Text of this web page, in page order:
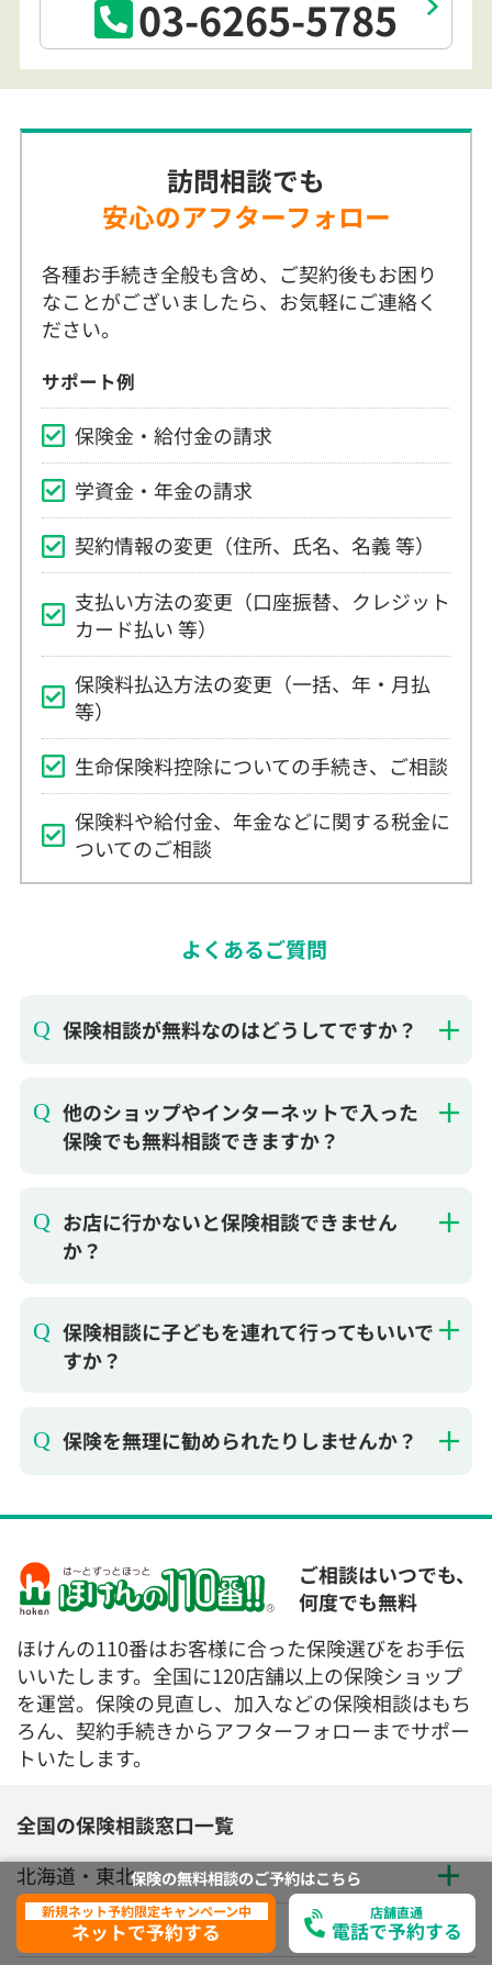
03-6265-5785
訪問相談でも
安心のアフターフォロー
各種お手続き全般も含め、ご契約後もお困り
なことがございましたら、お気軽にご連絡く
ださい。
サポート例
保険金・給付金の請求
学資金・年金の請求
契約情報の変更（住所、氏名、名義 等）
支払い方法の変更（口座振替、クレジット
カード払い 等）
保険料払込方法の変更（一括、年・月払
等）
生命保険料控除についての手続き、ご相談
保険料や給付金、年金などに関する税金に
ついてのご相談
よくあるご質問
保険相談が無料なのはどうしてですか？
他のショップやインターネットで入った
保険でも無料相談できますか？
お店に行かないと保険相談できません
か？
保険相談に子どもを連れて行ってもいいで
すか？
保険を無理に勧められたりしませんか？
ご相談はいつでも、
何度でも無料
ほけんの110番はお客様に合った保険選びをお手伝
いいたします。全国に120店舗以上の保険ショップ
を運営。保険の見直し、加入などの保険相談はもち
ろん、契約手続きからアフターフォローまでサポー
トいたします。
全国の保険相談窓口一覧
北海道・東北
関東
保険の無料相談のご予約はこちら
新規ネット予約限定キャンペーン中
ネットで予約する
店舗直通
電話で予約する